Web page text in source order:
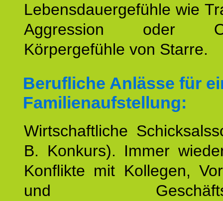
Lebensdauergefühle wie
Aggression oder
Körpergefühle von Starre.
Berufliche Anlässe für
Familienaufstellung:
Wirtschaftliche
B. Konkurs). Immer
Konflikte mit Kollegen,
und